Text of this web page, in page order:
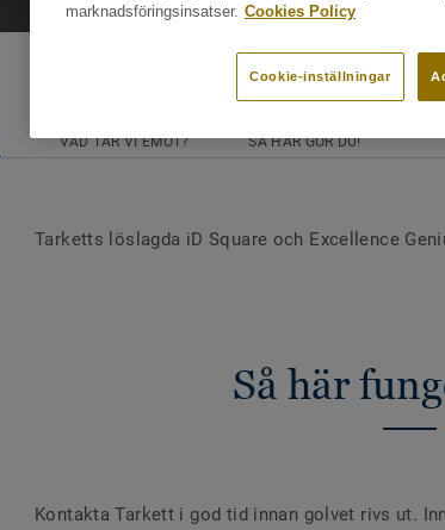
VAD TAR VI EMOT? SÅ HÄR GÖR DU!
Tarketts löslagda iD Square och Excellence
Så här
Kontakta Tarkett i god tid innan golvet rivs ut.
marknadsföringsinsatser. Cookies Policy
Cookie-inställningar